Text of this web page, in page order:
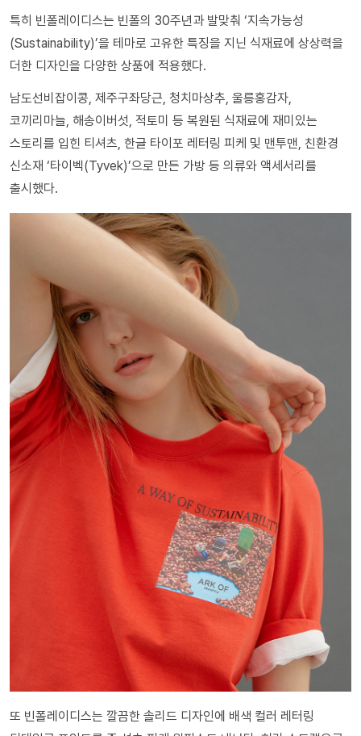
특히 빈폴레이디스는 빈폴의 30주년과 발맞춰 ‘지속가능성
(Sustainability)’을 테마로 고유한 특징을 지닌 식재료에 상상력을
더한 디자인을 다양한 상품에 적용했다.
남도선비잡이콩, 제주구좌당근, 청치마상추, 울릉홍감자,
코끼리마늘, 해송이버섯, 적토미 등 복원된 식재료에 재미있는
스토리를 입힌 티셔츠, 한글 타이포 레터링 피케 및 맨투맨, 친환경
신소재 ‘타이벡(Tyvek)’으로 만든 가방 등 의류와 액세서리를
출시했다.
또 빈폴레이디스는 깔끔한 솔리드 디자인에 배색 컬러 레터링